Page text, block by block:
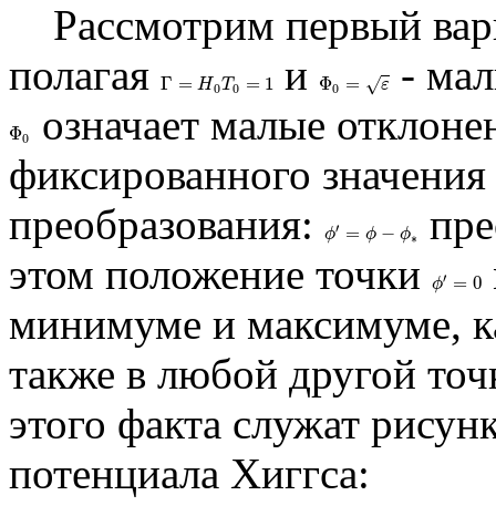
Рассмотрим первый
полагая Γ = H0T0 = 1
Γ=H 0T0=1 и Φ0 = ε
√
Φ0 =ε -
Φ0
Φ0
означает малые
фиксированного значения
преобразования:
ϕ′ = ϕ − ϕ∗
ϕ′=ϕ−ϕ∗
этом положение точки
ϕ′ = 0
ϕ′=0
минимуме и максимуме,
также в любой другой
этого факта служат
потенциала Хиггса: